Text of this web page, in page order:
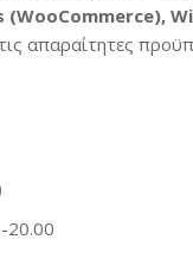
(WooCommerce),
απαραίτητες
20.00